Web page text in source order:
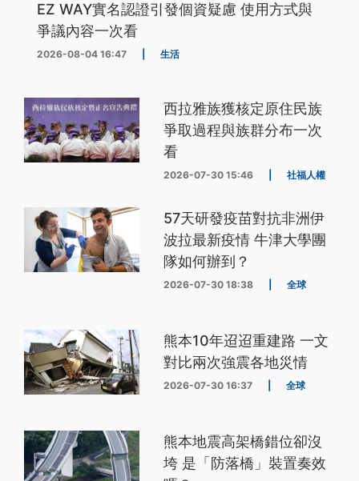
EZ WAY實名認證引發個資疑慮 使用方式與
爭議內容一次看
2026-08-04 16:47 生活
西拉雅族獲核定原住民族
爭取過程與族群分布一次
看
2026-07-30 15:46 社福人權
57天研發疫苗對抗非洲伊
波拉最新疫情 牛津大學團
隊如何辦到？
2026-07-30 18:38 全球
熊本10年迢迢重建路 一文
對比兩次強震各地災情
2026-07-30 16:37 全球
熊本地震高架橋錯位卻沒
垮 是「防落橋」裝置奏效